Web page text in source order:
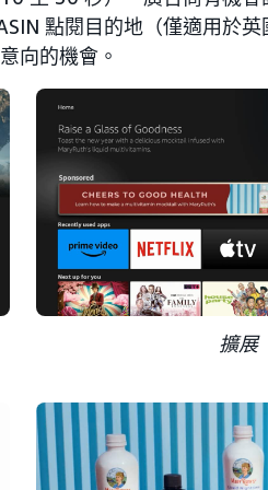
點閱目的地（僅適用於
向的機會。
擴展